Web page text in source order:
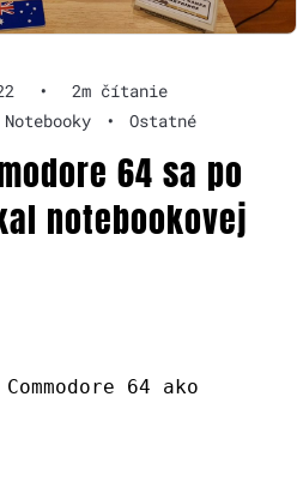
•
2m čítanie
Notebooky • Ostatné
64 sa po
notebookovej
64 ako